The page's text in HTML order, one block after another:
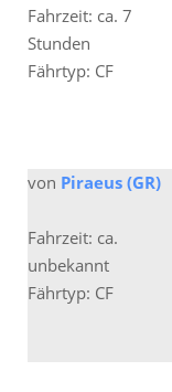
Fahrzeit: ca. 7
Stunden
Fährtyp: CF
von Piraeus (GR)
Fahrzeit: ca.
unbekannt
Fährtyp: CF